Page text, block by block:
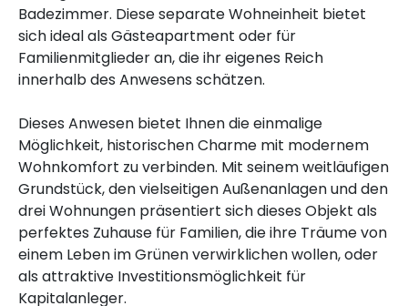
Badezimmer. Diese separate Wohneinheit bietet
sich ideal als Gästeapartment oder für
Familienmitglieder an, die ihr eigenes Reich
innerhalb des Anwesens schätzen.
Dieses Anwesen bietet Ihnen die einmalige
Möglichkeit, historischen Charme mit modernem
Wohnkomfort zu verbinden. Mit seinem weitläufigen
Grundstück, den vielseitigen Außenanlagen und den
drei Wohnungen präsentiert sich dieses Objekt als
perfektes Zuhause für Familien, die ihre Träume von
einem Leben im Grünen verwirklichen wollen, oder
als attraktive Investitionsmöglichkeit für
Kapitalanleger.